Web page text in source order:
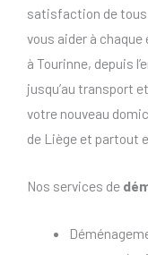
satisfaction de tous
vous aider à
à Tourinne, depuis
jusqu’au transport
votre nouveau
de Liège et partout
Nos services de